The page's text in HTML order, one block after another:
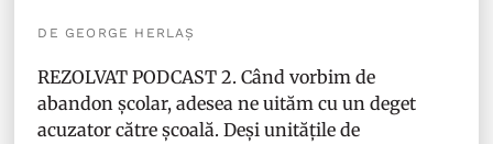
DE GEORGE HERLAȘ
REZOLVAT PODCAST 2. Când vorbim de
abandon școlar, adesea ne uităm cu un deget
acuzator către școală. Deși unitățile de